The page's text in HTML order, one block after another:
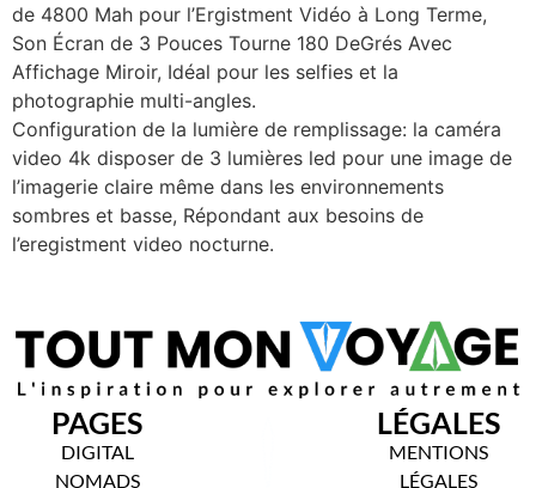
de 4800 Mah pour l’Ergistment Vidéo à Long Terme,
Son Écran de 3 Pouces Tourne 180 DeGrés Avec
Affichage Miroir, Idéal pour les selfies et la
photographie multi-angles.
Configuration de la lumière de remplissage: la caméra
video 4k disposer de 3 lumières led pour une image de
l’imagerie claire même dans les environnements
sombres et basse, Répondant aux besoins de
l’eregistment video nocturne.
PAGES
DIGITAL
NOMADS
LÉGALES
MENTIONS
LÉGALES